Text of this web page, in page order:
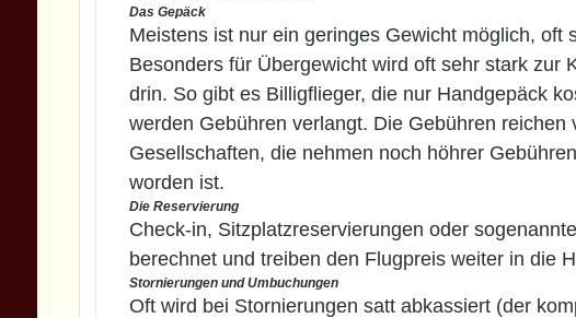
Das Gepäck
Meistens ist nur ein geringes Gewicht möglich,
Besonders für Übergewicht wird oft sehr stark zur
drin. So gibt es Billigflieger, die nur Handgepäck
werden Gebühren verlangt. Die Gebühren
Gesellschaften, die nehmen noch höhrer
worden ist.
Die Reservierung
Check-in, Sitzplatzreservierungen oder
berechnet und treiben den Flugpreis weiter in die
Stornierungen und Umbuchungen
Oft wird bei Stornierungen satt abkassiert (der